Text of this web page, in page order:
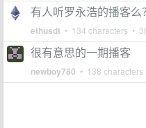
有人听罗永浩的播客么
ethusdt • 134 characters •
很有意思的一期播客
newboy780 • 138